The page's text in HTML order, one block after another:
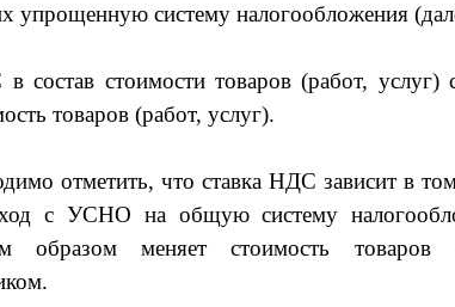
упрощенную систему налогообложения
состав стоимости товаров (работ, услуг)
товаров (работ, услуг).
отметить, что ставка НДС зависит в
с УСНО на общую систему
образом меняет стоимость